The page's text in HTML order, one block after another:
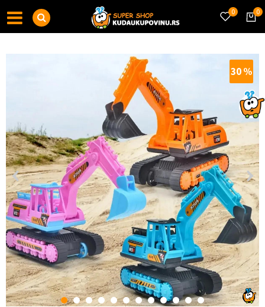
0
0
1 2 3 4 5 6 7 8 9 10 11 12
30%